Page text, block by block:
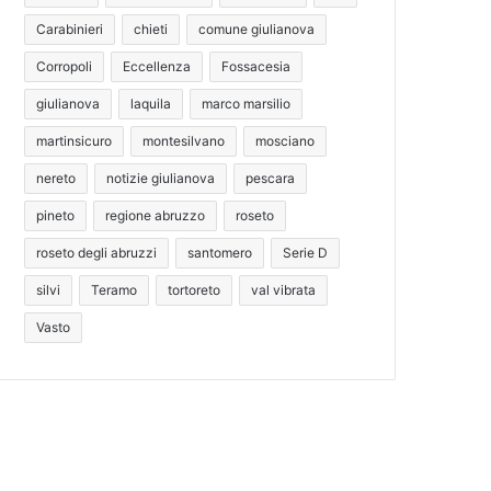
Carabinieri chieti comune giulianova
Corropoli Eccellenza Fossacesia
giulianova laquila marco marsilio
martinsicuro montesilvano mosciano
nereto notizie giulianova pescara
pineto regione abruzzo roseto
roseto degli abruzzi santomero Serie D
silvi Teramo tortoreto val vibrata
Vasto